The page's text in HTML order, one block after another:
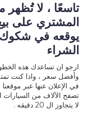
تاسعًا ، لا تُظهر
المشتري على
يوقعه في شكوك
الشراء
ارجو ان تساعدك هذه
وأفضل سعر ، واذا كنت
في الإعلان عنها عبر موقعنا
تصفح الآلاف من
لا يتجاوز ال 20 دقيقه .